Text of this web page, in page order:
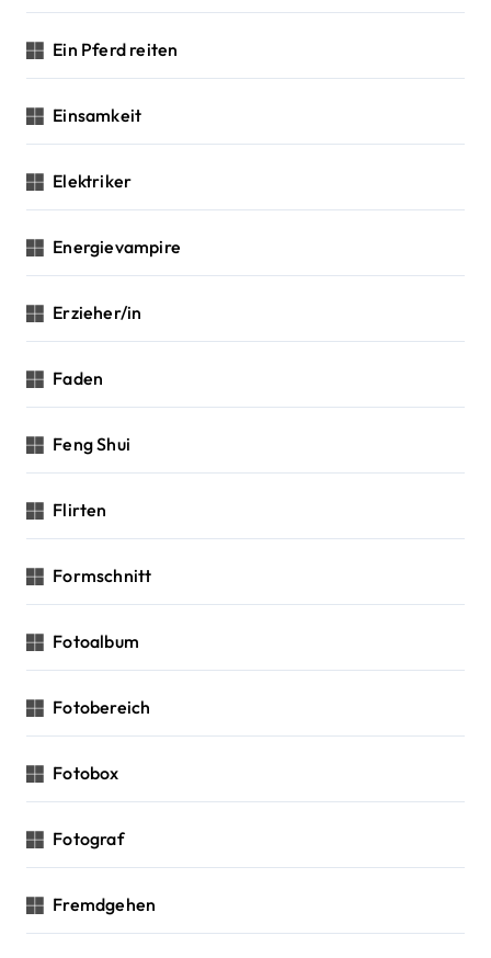
Ein Pferd reiten
Einsamkeit
Elektriker
Energievampire
Erzieher/in
Faden
Feng Shui
Flirten
Formschnitt
Fotoalbum
Fotobereich
Fotobox
Fotograf
Fremdgehen